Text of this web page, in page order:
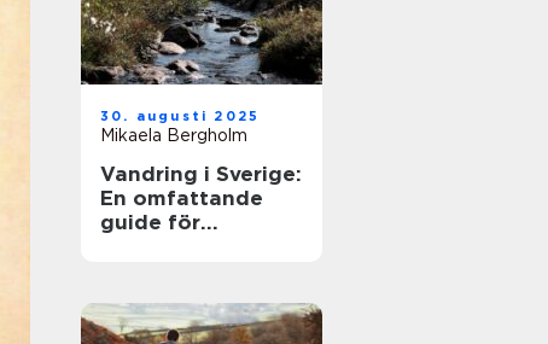
30. augusti 2025
Mikaela Bergholm
Vandring i Sverige:
En omfattande
guide för